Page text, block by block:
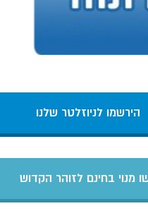
הירשמו לניוזלטר שלנו
מנוי בחינם לזוהר הקדוש